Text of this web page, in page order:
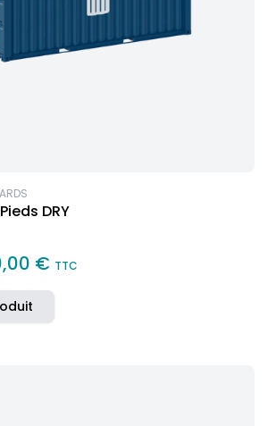
DRY
€ TTC